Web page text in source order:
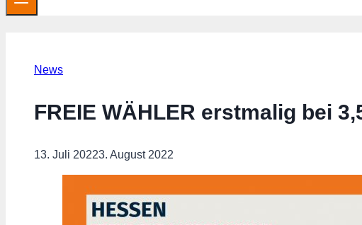
News
FREIE WÄHLER erstmalig bei
13. Juli 20223. August 2022